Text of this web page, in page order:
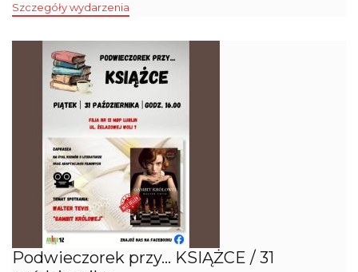
Szczegóły wydarzenia
Podwieczorek przy... KSIĄŻCE / 31